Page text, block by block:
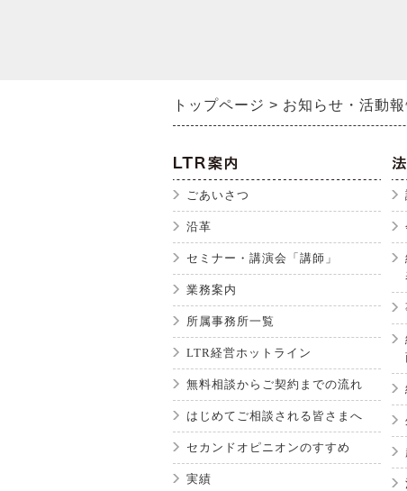
トップページ お知らせ・活動
ごあいさつ
沿革
セミナー・講演会「講師」
業務案内
所属事務所一覧
LTR経営ホットライン
無料相談からご契約までの流れ
はじめてご相談される皆さまへ
セカンドオピニオンのすすめ
実績